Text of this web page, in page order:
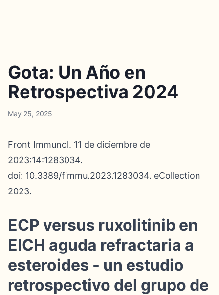
Gota: Un Año en
Retrospectiva 2024
May 25, 2025
Front Immunol. 11 de diciembre de
2023:14:1283034.
doi: 10.3389/fimmu.2023.1283034. eCollection
2023.
ECP versus ruxolitinib en
EICH aguda refractaria a
esteroides - un estudio
retrospectivo del grupo de